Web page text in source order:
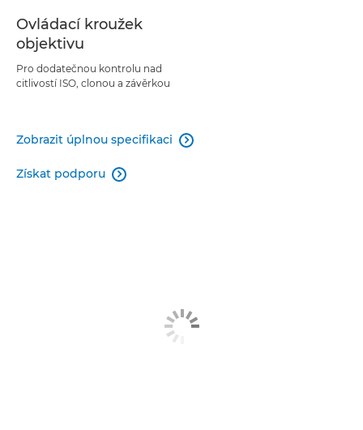
Ovládací kroužek
objektivu
Pro dodatečnou kontrolu nad
citlivostí ISO, clonou a závěrkou
Zobrazit úplnou specifikaci 
Získat podporu 